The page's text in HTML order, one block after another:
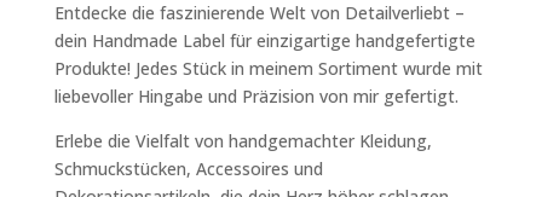
Entdecke die faszinierende Welt von Detailverliebt –
dein Handmade Label für einzigartige handgefertigte
Produkte! Jedes Stück in meinem Sortiment wurde mit
liebevoller Hingabe und Präzision von mir gefertigt.
Erlebe die Vielfalt von handgemachter Kleidung,
Schmuckstücken, Accessoires und